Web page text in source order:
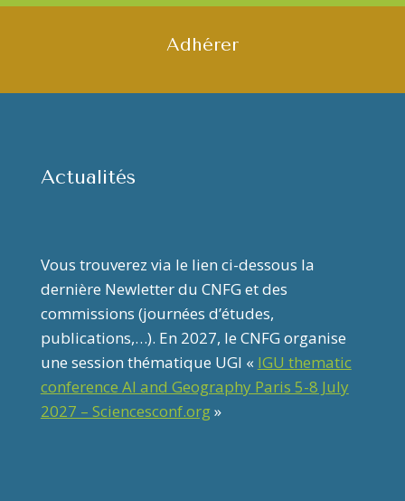
Adhérer
Actualités
Vous trouverez via le lien ci-dessous la
dernière Newletter du CNFG et des
commissions (journées d’études,
publications,…). En 2027, le CNFG organise
une session thématique UGI « IGU thematic
conference AI and Geography Paris 5-8 July
2027 – Sciencesconf.org»